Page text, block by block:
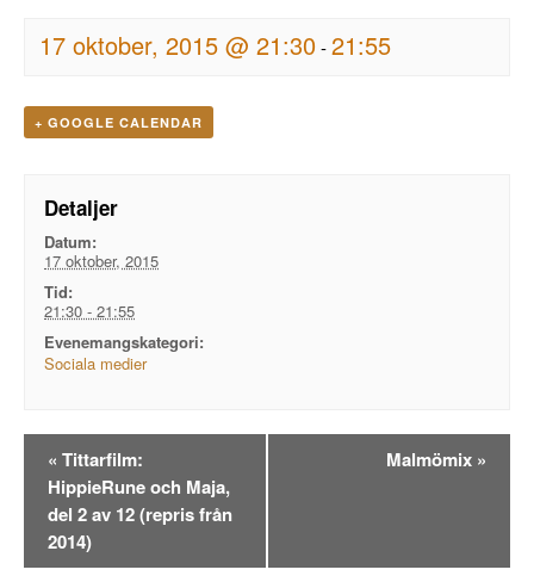
17 oktober, 2015 @ 21:30-21:55
+ GOOGLE CALENDAR
Detaljer
Datum:
17 oktober, 2015
Tid:
21:30 - 21:55
Evenemangskategori:
Sociala medier
Evenemangsnavigation
« Tittarfilm:
HippieRune och Maja,
del 2 av 12 (repris från
2014)
Malmömix »